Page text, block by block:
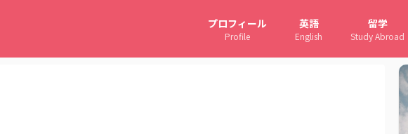
プロフィール
Profile
英語
English
留学
Study Abroad